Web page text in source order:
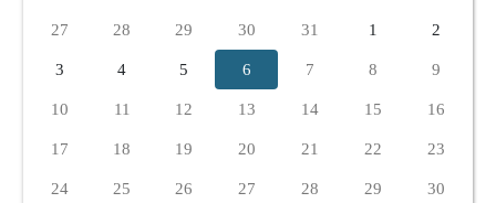
27 28 29 30 31 1 2
3 4 5 6 7 8 9
10 11 12 13 14 15 16
17 18 19 20 21 22 23
24 25 26 27 28 29 30